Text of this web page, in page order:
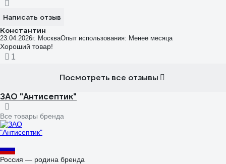
Написать отзыв
Константин
23.04.2026г. МоскваОпыт использования: Менее месяца
Хороший товар!
1
Посмотреть все отзывы
ЗАО "Антисептик"
Все товары бренда
Россия — родина бренда